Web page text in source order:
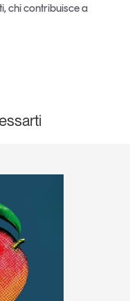
che racconta in
e le sfide del largo
e
Tendenze
chi contribuisce a